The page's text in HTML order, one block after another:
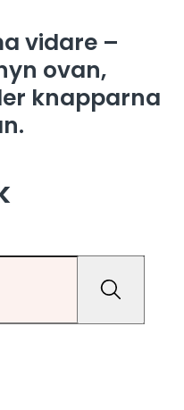
vidare –
ovan,
knapparna
Sök